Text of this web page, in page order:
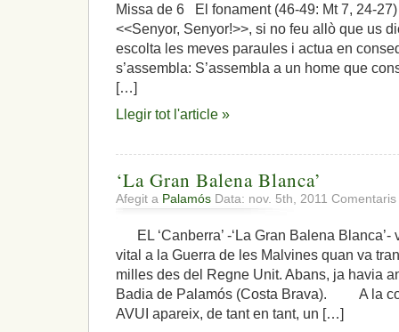
Missa de 6 El fonament (46-49: Mt 7, 24-
<<Senyor, Senyor!>>, si no feu allò que us
escolta les meves paraules i actua en
s’assembla: S’assembla a un home que
[…]
Llegir tot l'article »
‘La Gran Balena Blanca’
Afegit a Palamós Data: nov. 5th, 2011
EL ‘Canberra’ -‘La Gran Balena Blanca’-
vital a la Guerra de les Malvines quan va
milles des del Regne Unit. Abans, ja havia
Badia de Palamós (Costa Brava). A la
AVUI apareix, de tant en tant, un […]